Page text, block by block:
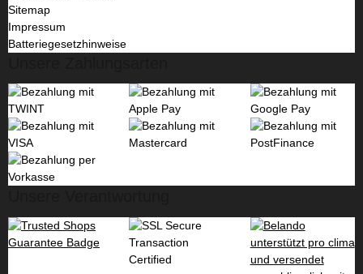
Sitemap
Impressum
Batteriegesetzhinweise